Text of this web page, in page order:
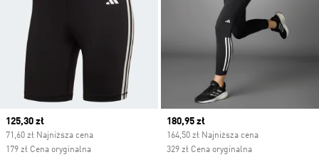
Current price
125,30 zł
71,60 zł Najniższa cena
179 zł Cena oryginalna
Current price
180,95 zł
164,50 zł Najniższa cena
329 zł Cena oryginalna